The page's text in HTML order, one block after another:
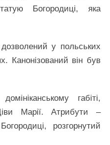
Богородиці, яка
у польських
Канонізований він був
габіті,
Марії. Атрибути –
розгорнутий